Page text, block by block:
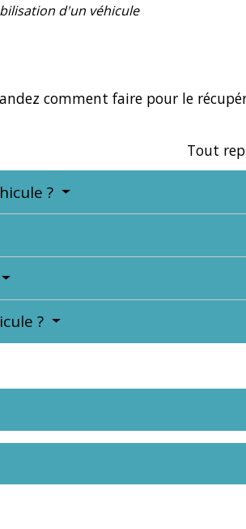
d'un véhicule
comment faire pour le
Tout
?
?